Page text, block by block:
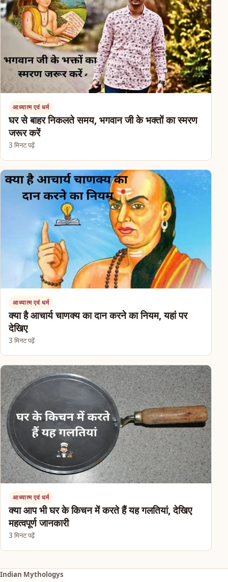
आध्यात्म एवं धर्म
घर से बाहर निकलते समय, भगवान जी के भक्तों का स्मरण
जरूर करें
3 मिनट पढ़ें
आध्यात्म एवं धर्म
क्या है आचार्य चाणक्य का दान करने का नियम, यहां पर
देखिए
3 मिनट पढ़ें
आध्यात्म एवं धर्म
क्या आप भी घर के किचन में करते हैं यह गलतियां, देखिए
महत्वपूर्ण जानकारी
3 मिनट पढ़ें
Indian Mythologys